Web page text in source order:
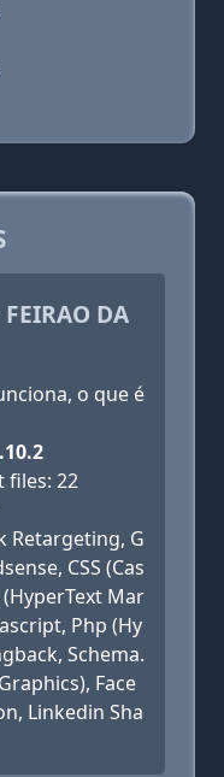
DA
o que é
files: 22
Retargeting, G
CSS (Cas
Mar
Php (Hy
Schema.
Face
Linkedin Sha